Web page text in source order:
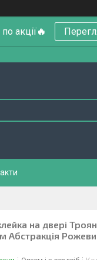
акції🔥
на двері
Абстракція